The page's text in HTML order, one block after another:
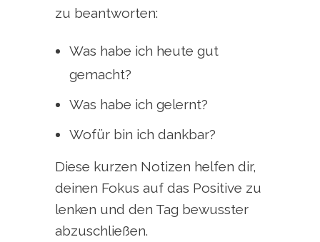
zu beantworten:
Was habe ich heute gut
gemacht?
Was habe ich gelernt?
Wofür bin ich dankbar?
Diese kurzen Notizen helfen dir,
deinen Fokus auf das Positive zu
lenken und den Tag bewusster
abzuschließen.